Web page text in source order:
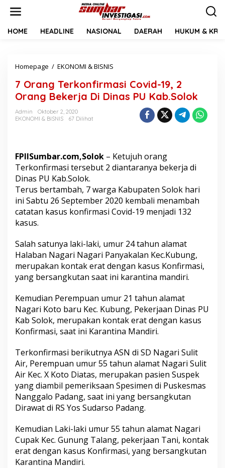
HOME HEADLINE NASIONAL DAERAH HUKUM &
Homepage / EKONOMI & BISNIS
r
a
n
o
n
r
m
a
o
v
i
d
9
,
2
O
n
g
B
e
k
e
a
D
i
D
7 Orang Terkonfirmasi Covid-19, 2
Orang Bekerja Di Dinas PU Kab.Solok
Admin
Oktober 2, 2020
EKONOMI & BISNIS
67 Dilihat
FPIISumbar.com,Solok – Ketujuh orang
Terkonfirmasi tersebut 2 diantaranya bekerja di
Dinas PU Kab.Solok.
Terus bertambah, 7 warga Kabupaten Solok hari
ini Sabtu 26 September 2020 kembali menambah
catatan kasus konfirmasi Covid-19 menjadi 132
kasus.
Salah satunya laki-laki, umur 24 tahun alamat
Halaban Nagari Nagari Panyakalan Kec.Kubung,
merupakan kontak erat dengan kasus Konfirmasi,
yang bersangkutan saat ini karantina mandiri.
Kemudian Perempuan umur 21 tahun alamat
Nagari Koto baru Kec. Kubung, Pekerjaan Dinas PU
Kab Solok, merupakan kontak erat dengan kasus
Konfirmasi, saat ini Karantina Mandiri.
Terkonfirmasi berikutnya ASN di SD Nagari Sulit
Air, Perempuan umur 55 tahun alamat Nagari Sulit
Air Kec. X Koto Diatas, merupakan pasien Suspek
yang diambil pemeriksaan Spesimen di Puskesmas
Nanggalo Padang, saat ini yang bersangkutan
Dirawat di RS Yos Sudarso Padang.
Kemudian Laki-laki umur 55 tahun alamat Nagari
Cupak Kec. Gunung Talang, pekerjaan Tani, kontak
erat dengan kasus Konfirmasi, yang bersangkutan
Karantina Mandiri.